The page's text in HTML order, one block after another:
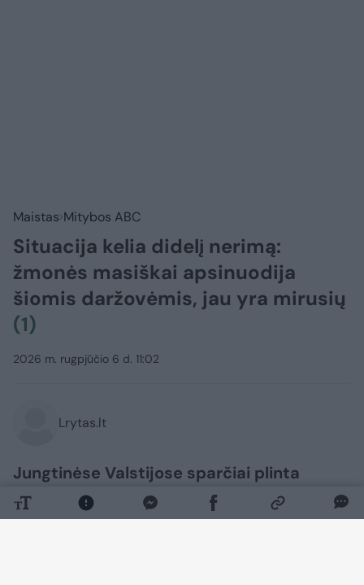
Maistas Mitybos ABC
Situacija kelia didelį nerimą:
žmonės masiškai apsinuodija
šiomis daržovėmis, jau yra mirusių
(1)
2026 m. rugpjūčio 6 d. 11:02
Lrytas.lt
Jungtinėse Valstijose sparčiai plinta
ciklosporiozė – parazitinė liga, sukelianti
stiprų viduriavimą. Kai kuriems žmonėms